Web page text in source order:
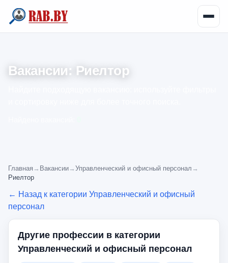
Вакансии: Риелтор
Главная → Вакансии→ Управленческий и офисный персонал →
Риелтор
← Назад к категории Управленческий и офисный
персонал
Другие профессии в категории
Управленческий и офисный персонал